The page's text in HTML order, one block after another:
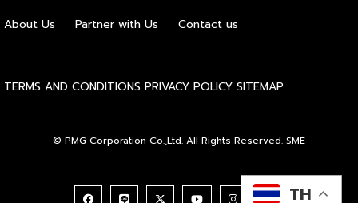
ระดับโลก อินโดนีเซียจัดเป็นหนึ่งในตลาดส่งออกยุทธศาสตร์ที่
สำคัญของไทย โดยเฉพาะสินค้าในกลุ่มเกษตรกรรมและ
รวม ทว่าข้อกำหนดใหม่นี้กำลังเข้ามาชะลอหรือคัดกรองสินค้า
กับ “กลุ่มสินค้าที่ได้รับการยกเว้น (Halal Positive List)” อย่าง
ชัดเจน โดยสินค้าเกษตรปฐมภูมิที่จะได้รับการยกเว้น จะต้องเป็น
หากสินค้าเหล่านั้นผ่านกระบวนการแปรรูป มีการปรุงแต่ง เติมซอส
About Us Partner with Us Contact us
TERMS AND CONDITIONS PRIVACY POLICY SITEMAP
© PMG Corporation Co.,Ltd. All Rights Reserved. SME
TH